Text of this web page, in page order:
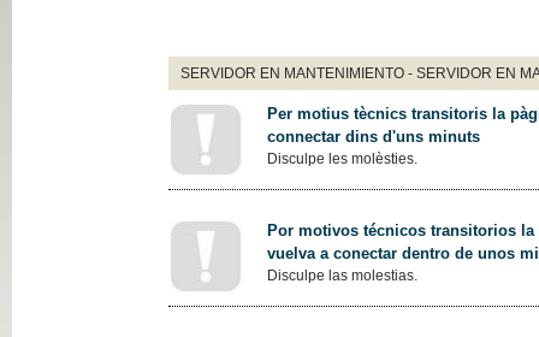
SERVIDOR EN MANTENIMIENTO - SERVIDOR EN
Per motius tècnics transitoris la
connectar dins d'uns minuts
Disculpe les molèsties.
Por motivos técnicos transitorios
vuelva a conectar dentro de unos
Disculpe las molestias.